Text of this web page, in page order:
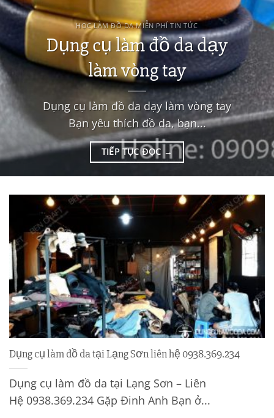
HỌC LÀM ĐỒ DA MIỄN PHÍ TIN TỨC
Dụng cụ làm đồ da dạy
làm vòng tay
Dụng cụ làm đồ da dạy làm vòng tay
Bạn yêu thích đồ da, bạn...
TIẾP TỤC ĐỌC →
Dụng cụ làm đồ da tại Lạng Sơn liên hệ 0938.369.234
Dụng cụ làm đồ da tại Lạng Sơn – Liên
Hệ 0938.369.234 Gặp Đinh Anh Bạn ở...